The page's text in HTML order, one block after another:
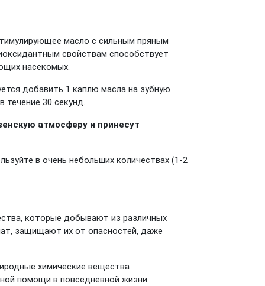
масло с сильным пряным
свойствам способствует
насекомых.
добавить 1 каплю масла на зубную
30 секунд.
атмосферу и принесут
в очень небольших количествах (1-2
которые добывают из различных
защищают их от опасностей, даже
химические вещества
помощи в повседневной жизни.